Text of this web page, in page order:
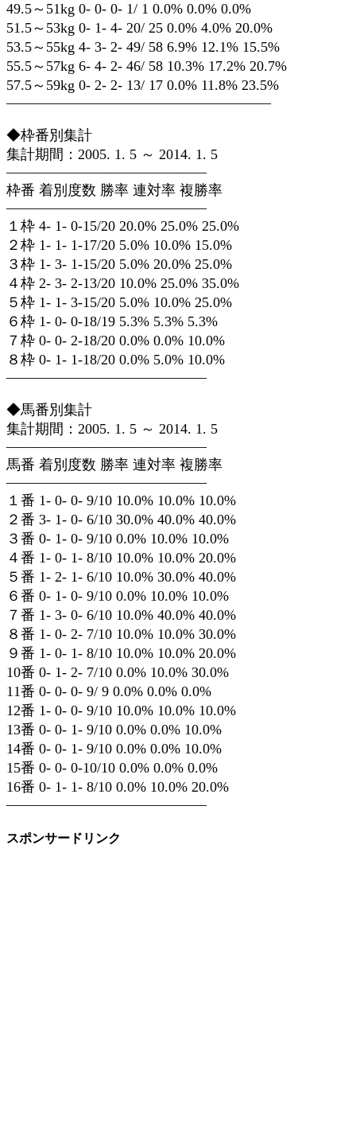
49.5～51kg 0- 0- 0- 1/ 1 0.0% 0.0% 0.0%
51.5～53kg 0- 1- 4- 20/ 25 0.0% 4.0% 20.0%
53.5～55kg 4- 3- 2- 49/ 58 6.9% 12.1% 15.5%
55.5～57kg 6- 4- 2- 46/ 58 10.3% 17.2% 20.7%
57.5～59kg 0- 2- 2- 13/ 17 0.0% 11.8% 23.5%
——————————————————–
◆枠番別集計
集計期間：2005. 1. 5 ～ 2014. 1. 5
——————————————
枠番 着別度数 勝率 連対率 複勝率
——————————————
１枠 4- 1- 0-15/20 20.0% 25.0% 25.0%
２枠 1- 1- 1-17/20 5.0% 10.0% 15.0%
３枠 1- 3- 1-15/20 5.0% 20.0% 25.0%
４枠 2- 3- 2-13/20 10.0% 25.0% 35.0%
５枠 1- 1- 3-15/20 5.0% 10.0% 25.0%
６枠 1- 0- 0-18/19 5.3% 5.3% 5.3%
７枠 0- 0- 2-18/20 0.0% 0.0% 10.0%
８枠 0- 1- 1-18/20 0.0% 5.0% 10.0%
——————————————
◆馬番別集計
集計期間：2005. 1. 5 ～ 2014. 1. 5
——————————————
馬番 着別度数 勝率 連対率 複勝率
——————————————
１番 1- 0- 0- 9/10 10.0% 10.0% 10.0%
２番 3- 1- 0- 6/10 30.0% 40.0% 40.0%
３番 0- 1- 0- 9/10 0.0% 10.0% 10.0%
４番 1- 0- 1- 8/10 10.0% 10.0% 20.0%
５番 1- 2- 1- 6/10 10.0% 30.0% 40.0%
６番 0- 1- 0- 9/10 0.0% 10.0% 10.0%
７番 1- 3- 0- 6/10 10.0% 40.0% 40.0%
８番 1- 0- 2- 7/10 10.0% 10.0% 30.0%
９番 1- 0- 1- 8/10 10.0% 10.0% 20.0%
10番 0- 1- 2- 7/10 0.0% 10.0% 30.0%
11番 0- 0- 0- 9/ 9 0.0% 0.0% 0.0%
12番 1- 0- 0- 9/10 10.0% 10.0% 10.0%
13番 0- 0- 1- 9/10 0.0% 0.0% 10.0%
14番 0- 0- 1- 9/10 0.0% 0.0% 10.0%
15番 0- 0- 0-10/10 0.0% 0.0% 0.0%
16番 0- 1- 1- 8/10 0.0% 10.0% 20.0%
——————————————
スポンサードリンク